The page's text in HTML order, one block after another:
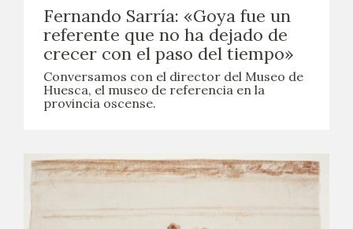
Fernando Sarría: «Goya fue un
referente que no ha dejado de
crecer con el paso del tiempo»
Conversamos con el director del Museo de
Huesca, el museo de referencia en la
provincia oscense.